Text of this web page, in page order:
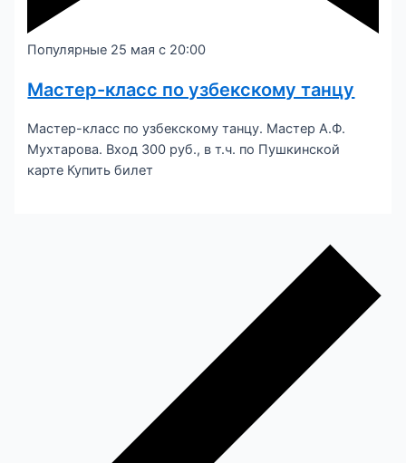
Популярные 25 мая с 20:00
Мастер-класс по узбекскому танцу
Мастер-класс по узбекскому танцу. Мастер А.Ф.
Мухтарова. Вход 300 руб., в т.ч. по Пушкинской
карте Купить билет